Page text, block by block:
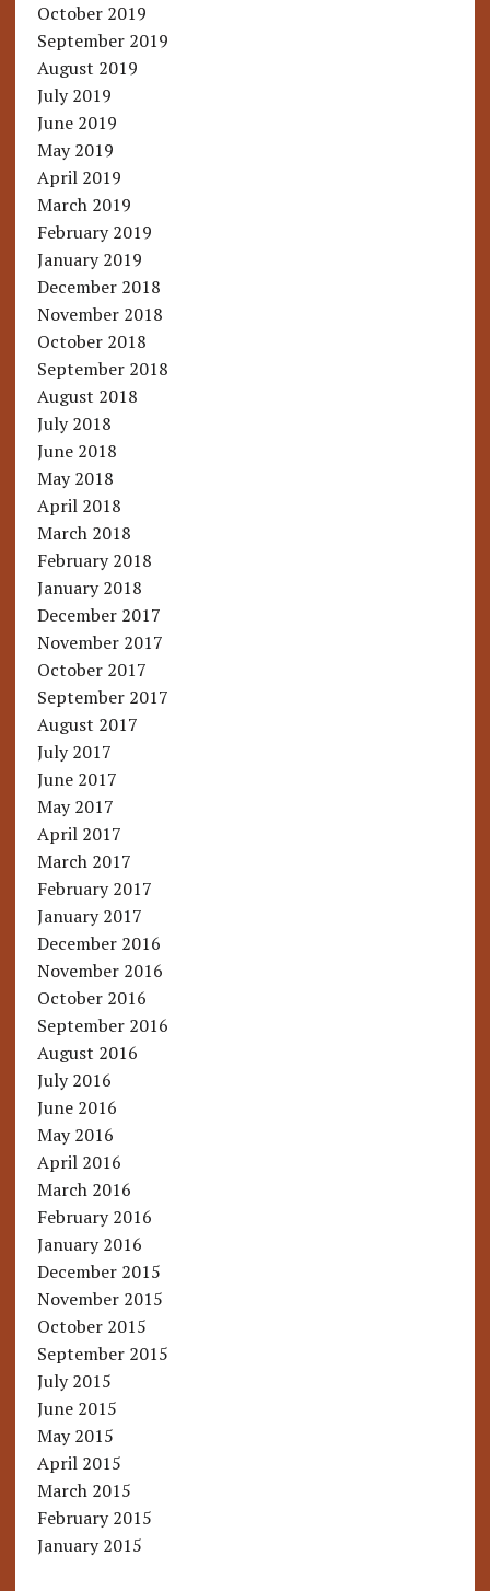
October 2019
September 2019
August 2019
July 2019
June 2019
May 2019
April 2019
March 2019
February 2019
January 2019
December 2018
November 2018
October 2018
September 2018
August 2018
July 2018
June 2018
May 2018
April 2018
March 2018
February 2018
January 2018
December 2017
November 2017
October 2017
September 2017
August 2017
July 2017
June 2017
May 2017
April 2017
March 2017
February 2017
January 2017
December 2016
November 2016
October 2016
September 2016
August 2016
July 2016
June 2016
May 2016
April 2016
March 2016
February 2016
January 2016
December 2015
November 2015
October 2015
September 2015
July 2015
June 2015
May 2015
April 2015
March 2015
February 2015
January 2015